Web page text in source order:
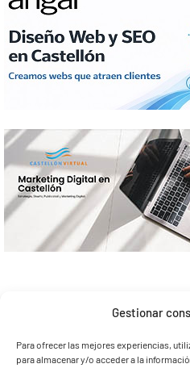
Gestionar
Para ofrecer las mejores experiencias,
para almacenar y/o acceder a la